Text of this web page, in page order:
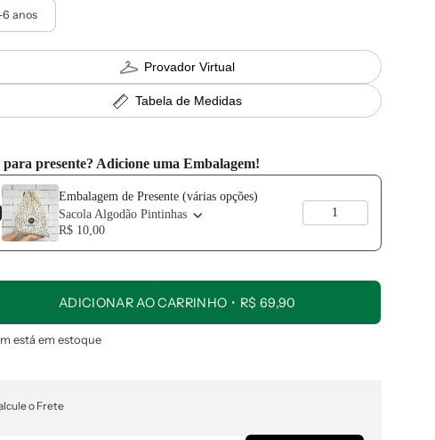
anos
Provador Virtual
Tabela de Medidas
para presente? Adicione uma Embalagem!
Previous and Next buttons to navigate through product add-ons, or
Embalagem de Presente (várias opções)
Sacola Algodão Pintinhas
R$ 10,00
ADICIONAR AO CARRINHO R$ 69,90
está em estoque
o Frete